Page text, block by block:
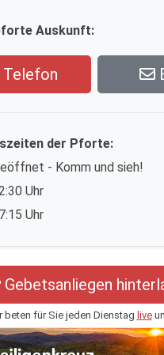
Auskunft:
Telefon
der Pforte:
- Komm und sieh!
Uhr
Uhr
Gebetsanliegen
beten für Sie jeden Dienstag live